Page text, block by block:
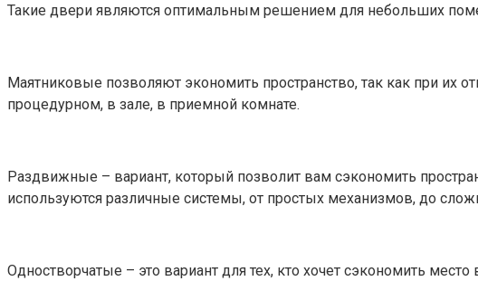
Такие двери являются оптимальным решением для небольших
Маятниковые позволяют экономить пространство, так как при
процедурном, в зале, в приемной комнате.
Раздвижные – вариант, который позволит вам сэкономить
используются различные системы, от простых механизмов, до
Одностворчатые – это вариант для тех, кто хочет сэкономить